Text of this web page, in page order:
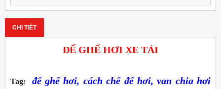
CHI TIẾT
ĐẾ GHẾ HƠI XE TẢI
Tag:
đế ghế hơi, cách chế đế hơi, van chia hơi